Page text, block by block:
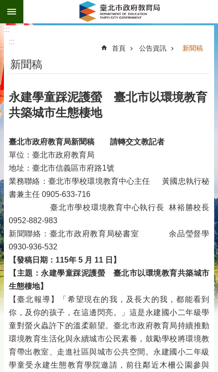
跳到主要內容區塊
:::
:::
首頁 公告資訊 新聞稿
新聞稿
永建學童踩泥護螢 臺北市以環境教育
共築城市生態棲地
臺北市政府教育局新聞稿
請轉交文教記者
單位：臺北市政府教育局
地址：臺北市信義區市府路1號
業務聯絡：臺北市學校環境教育中心主任 黃國忠執行秘
書兼主任 0905-633-716
臺北市學校環境教育中心執行長 林裕勝校長
0952-882-983
新聞聯絡：臺北市政府教育局秘書室 余品瑩督學
0930-936-532
【發稿日期：115年 5 月 11 日】
【主題：永建學童踩泥護螢 臺北市以環境教育共築城市
生態棲地】
【臺北報導】「希望現在的我，及長大的我，都能看到
你，及你的孩子，在這邊閃亮。」這是永建國小二年級學
童對螢火蟲許下的溫柔願望。臺北市政府教育局持續推動
環境教育生活化與永續城市公民素養，鼓勵學校將環境教
育帶出教室、走進社區與城市公共空間。永建國小二年級
學童受永建生態教育學院邀請，前往鄰近木柵公園參與